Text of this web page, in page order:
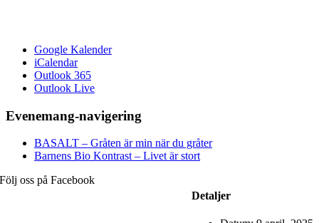
Google Kalender
iCalendar
Outlook 365
Outlook Live
Evenemang-navigering
BASALT – Gråten är min när du gråter
Barnens Bio Kontrast – Livet är stort
Detaljer
Följ oss på Facebook